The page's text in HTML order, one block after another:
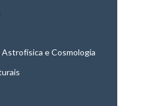
e Cosmologia